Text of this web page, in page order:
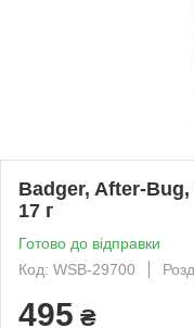
Badger, After-Bug,
17 г
Готово до відправки
Код: WSB-29700
495 ₴